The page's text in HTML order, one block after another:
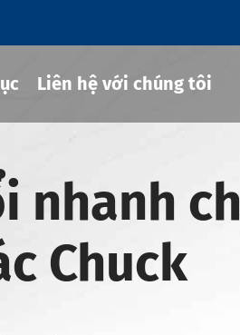
Liên hệ với chúng tôi
nhanh
Chuck